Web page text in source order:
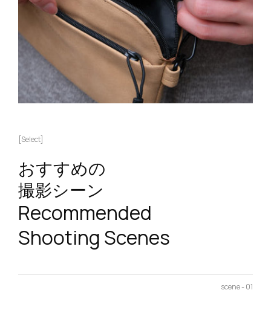
[Select]
おすすめの
撮影シーン
Recommended
Shooting Scenes
scene - 01